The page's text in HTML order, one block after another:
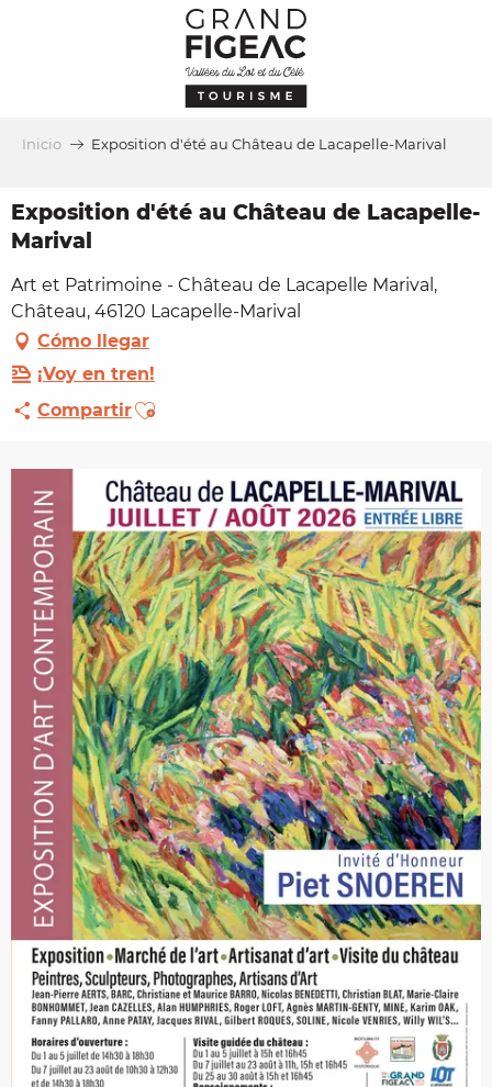
Inicio Exposition d'été au Château de Lacapelle-Marival
Exposition d'été au Château de Lacapelle-
Marival
Art et Patrimoine - Château de Lacapelle Marival,
Château, 46120 Lacapelle-Marival
Cómo llegar
¡Voy en tren!
CompartirAjouter aux favoris